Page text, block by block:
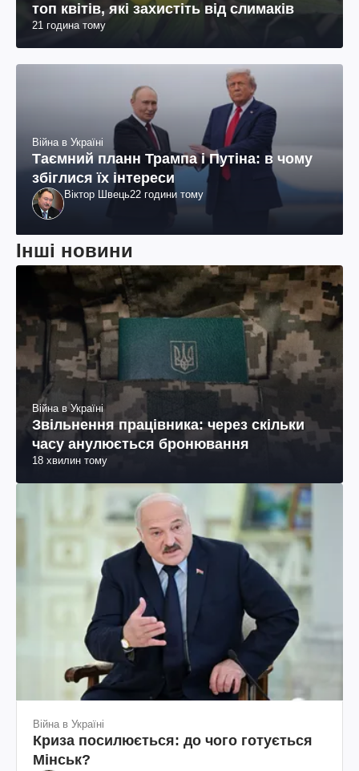
топ квітів, які захистіть від слимаків
21 година тому
Війна в Україні
Таємний планн Трампа і Путіна: в чому
збіглися їх інтереси
Віктор Швець22 години тому
Інші новини
Війна в Україні
Звільнення працівника: через скільки
часу анулюється бронювання
18 хвилин тому
Війна в Україні
Криза посилюється: до чого готується
Мінськ?